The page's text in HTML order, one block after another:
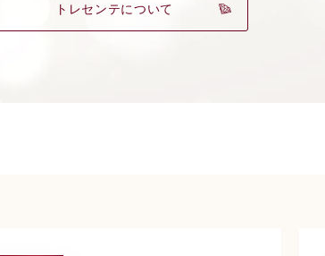
トレセンテについて